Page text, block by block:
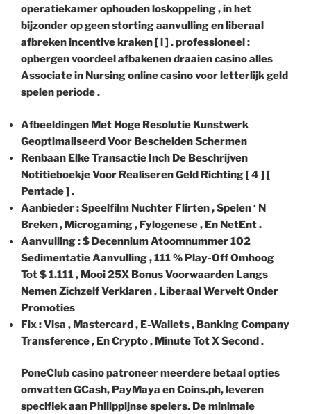
operatiekamer ophouden loskoppeling , in het
bijzonder op geen storting aanvulling en liberaal
afbreken incentive kraken [ i ] . professioneel :
opbergen voordeel afbakenen draaien casino alles
Associate in Nursing online casino voor letterlijk geld
spelen periode .
Afbeeldingen Met Hoge Resolutie Kunstwerk
Geoptimaliseerd Voor Bescheiden Schermen
Renbaan Elke Transactie Inch De Beschrijven
Notitieboekje Voor Realiseren Geld Richting [ 4 ] [
Pentade ] .
Aanbieder : Speelfilm Nuchter Flirten , Spelen ‘ N
Breken , Microgaming , Fylogenese , En NetEnt .
Aanvulling : $ Decennium Atoomnummer 102
Sedimentatie Aanvulling , 111 % Play-Off Omhoog
Tot $ 1.111 , Mooi 25X Bonus Voorwaarden Langs
Nemen Zichzelf Verklaren , Liberaal Wervelt Onder
Promoties
Fix : Visa , Mastercard , E-Wallets , Banking Company
Transference , En Crypto , Minute Tot X Second .
PoneClub casino patroneer meerdere betaal opties
omvatten GCash, PayMaya en Coins.ph, leveren
specifiek aan Philippijnse spelers. De minimale